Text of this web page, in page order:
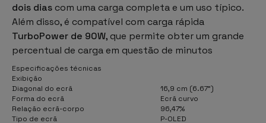
dois dias com uma carga completa e um uso típico.
Além disso, é compatível com carga rápida
TurboPower de 90W, que permite obter um grande
percentual de carga em questão de minutos
Especificações técnicas
Exibição
Diagonal do ecrã
16,9 cm (6.67")
Forma do ecrã
Ecrã curvo
Relação ecrã-corpo
96,47%
Tipo de ecrã
P-OLED